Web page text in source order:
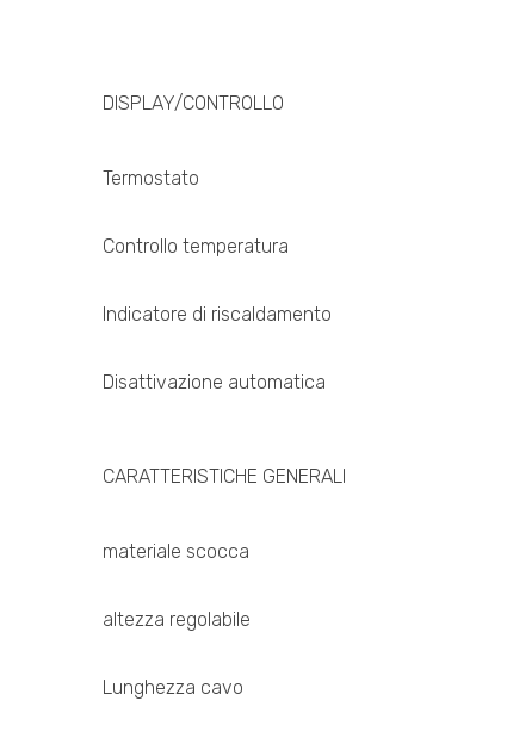
DISPLAY/CONTROLLO
Termostato
Controllo temperatura
Indicatore di riscaldamento
Disattivazione automatica
CARATTERISTICHE GENERALI
materiale scocca
altezza regolabile
Lunghezza cavo